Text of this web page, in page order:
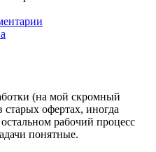
(на мой скромный
старых офертах, иногда
рабочий процесс
понятные.